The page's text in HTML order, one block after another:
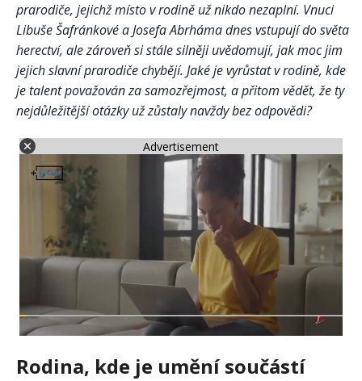
prarodiče, jejichž místo v rodině už nikdo nezaplní. Vnuci
Libuše Šafránkové a Josefa Abrháma dnes vstupují do světa
herectví, ale zároveň si stále silněji uvědomují, jak moc jim
jejich slavní prarodiče chybějí. Jaké je vyrůstat v rodině, kde
je talent považován za samozřejmost, a přitom vědět, že ty
nejdůležitější otázky už zůstaly navždy bez odpovědi?
Advertisement
Rodina, kde je umění součástí